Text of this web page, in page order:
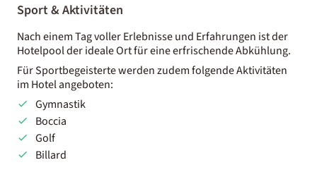
Sport & Aktivitäten
Nach einem Tag voller Erlebnisse und Erfahrungen ist der
Hotelpool der ideale Ort für eine erfrischende Abkühlung.
Für Sportbegeisterte werden zudem folgende Aktivitäten
im Hotel angeboten:
Gymnastik
Boccia
Golf
Billard